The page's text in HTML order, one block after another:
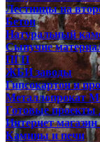
Лестницы на
Бетон
Натуральный
Сыпучие
ПГП
ЖБИ заводы
Гипсокартон и
Металлопрокат
Готовые проекты
Интернет
Камины и печи